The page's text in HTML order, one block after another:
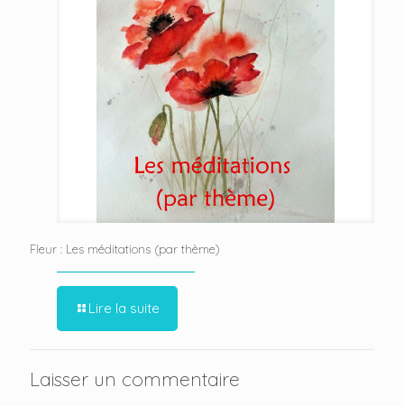
Fleur : Les méditations (par thème)
Lire la suite
Laisser un commentaire